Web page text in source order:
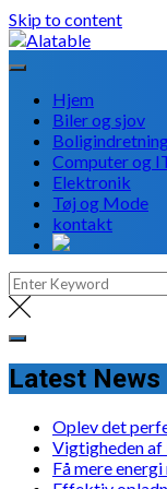
Skip to content
Hjem
Biler og sjov
Computer og
Elektronik
Tøj og Mode
kontakt
Latest News
Oplev det
Vigtigheden af
Få mere